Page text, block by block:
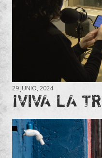
29 JUNIO, 2024
¡VIVA LA